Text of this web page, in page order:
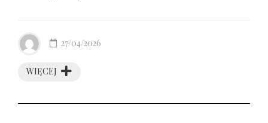
WIĘCEJ
27/04/2026